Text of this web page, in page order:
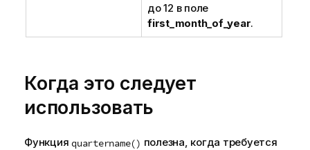
до 12 в поле
first_month_of_year.
Когда это следует
использовать
Функция quartername() полезна, когда требуется